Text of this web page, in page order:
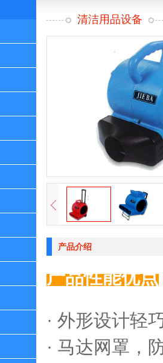
清洁用品设备
产品介绍
产品性能优点
· 外形设计轻
· 马达网罩，